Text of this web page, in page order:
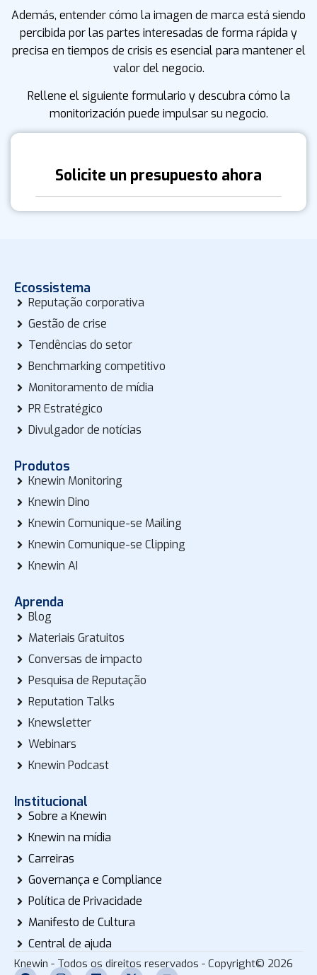
Además, entender cómo la imagen de marca está siendo
percibida por las partes interesadas de forma rápida y
precisa en tiempos de crisis es esencial para mantener el
valor del negocio.
Rellene el siguiente formulario y descubra cómo la
monitorización puede impulsar su negocio.
Solicite un presupuesto ahora
Ecossistema
Reputação corporativa
Gestão de crise
Tendências do setor
Benchmarking competitivo
Monitoramento de mídia
PR Estratégico
Divulgador de notícias
Produtos
Knewin Monitoring
Knewin Dino
Knewin Comunique-se Mailing
Knewin Comunique-se Clipping
Knewin AI
Aprenda
Blog
Materiais Gratuitos
Conversas de impacto
Pesquisa de Reputação
Reputation Talks
Knewsletter
Webinars
Knewin Podcast
Institucional
Sobre a Knewin
Knewin na mídia
Carreiras
Governança e Compliance
Política de Privacidade
Manifesto de Cultura
Central de ajuda
Knewin - Todos os direitos reservados - Copyright© 2026